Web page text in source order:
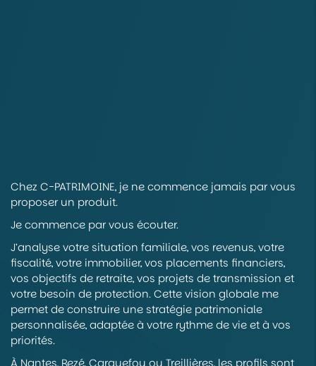
Chez C-PATRIMOINE, je ne commence jamais par vous
proposer un produit.
Je commence par vous écouter.
J’analyse votre situation familiale, vos revenus, votre
fiscalité, votre immobilier, vos placements financiers,
vos objectifs de retraite, vos projets de transmission et
votre besoin de protection. Cette vision globale me
permet de construire une stratégie patrimoniale
personnalisée, adaptée à votre rythme de vie et à vos
priorités.